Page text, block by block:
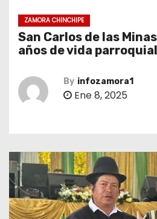
ZAMORA CHINCHIPE
San Carlos de las
años de vida parroquial
By infozamora1
Ene 8, 2025